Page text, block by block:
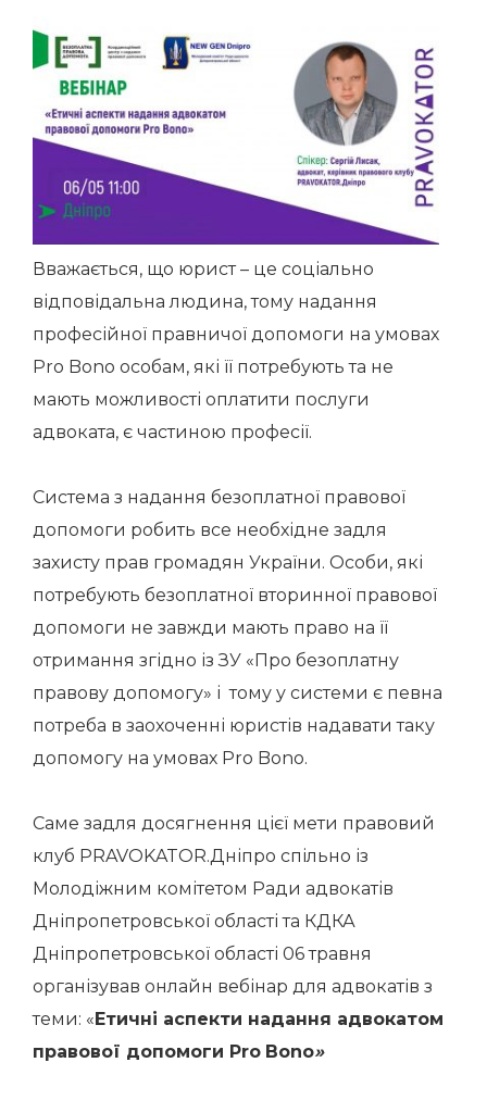
Вважається, що юрист – це соціально
відповідальна людина, тому надання
професійної правничої допомоги на умовах
Pro Bono особам, які її потребують та не
мають можливості оплатити послуги
адвоката, є частиною професії.
Система з надання безоплатної правової
допомоги робить все необхідне задля
захисту прав громадян України. Особи, які
потребують безоплатної вторинної правової
допомоги не завжди мають право на її
отримання згідно із ЗУ «Про безоплатну
правову допомогу» і тому у системи є певна
потреба в заохоченні юристів надавати таку
допомогу на умовах Pro Bono.
Саме задля досягнення цієї мети правовий
клуб PRAVOKATOR.Дніпро спільно із
Молодіжним комітетом Ради адвокатів
Дніпропетровської області та КДКА
Дніпропетровської області 06 травня
організував онлайн вебінар для адвокатів з
теми: «Етичні аспекти надання адвокатом
правової допомоги Pro Bono»